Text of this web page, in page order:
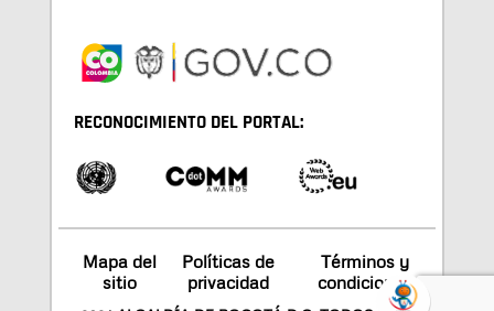
RECONOCIMIENTO DEL PORTAL:
Mapa del
sitio
Políticas de
privacidad
Términos y
condiciones